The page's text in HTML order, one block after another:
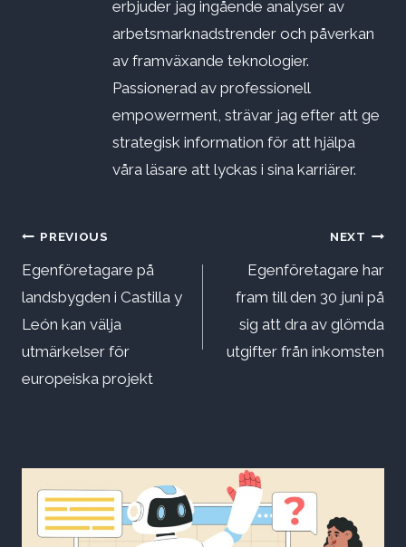
erbjuder jag ingående analyser av
arbetsmarknadstrender och påverkan
av framväxande teknologier.
Passionerad av professionell
empowerment, strävar jag efter att ge
strategisk information för att hjälpa
våra läsare att lyckas i sina karriärer.
Inläggsnavigering
PREVIOUS
Egenföretagare på
landsbygden i Castilla y
León kan välja
utmärkelser för
europeiska projekt
NEXT
Egenföretagare har
fram till den 30 juni på
sig att dra av glömda
utgifter från inkomsten